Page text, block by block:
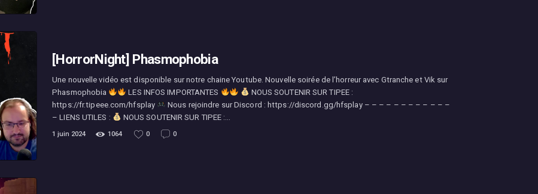
[HorrorNight] Phasmophobia
Une nouvelle vidéo est disponible sur notre chaine Youtube. Nouvelle soirée de l’horreur avec Gtranche et Vik sur
Phasmophobia
LES INFOS IMPORTANTES
NOUS SOUTENIR SUR TIPEE :
https://fr.tipeee.com/hfsplay
Nous rejoindre sur Discord : https://discord.gg/hfsplay – – – – – – – – – – – –
– LIENS UTILES :
NOUS SOUTENIR SUR TIPEE :…
1 juin 2024 1064 0 0